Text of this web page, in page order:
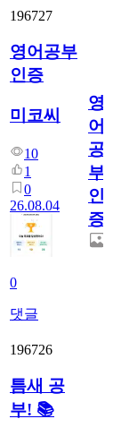
196727
영어공부
인증
미코씨
10
1
0
26.08.04
0
댓글
영
어
공
부
인
증
196726
틈새 공
부! 📚